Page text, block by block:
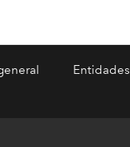
Entidades